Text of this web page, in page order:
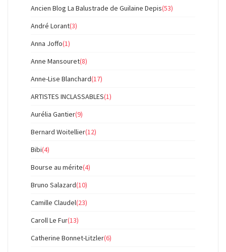
Ancien Blog La Balustrade de Guilaine Depis(53)
André Lorant(3)
Anna Joffo(1)
Anne Mansouret(8)
Anne-Lise Blanchard(17)
ARTISTES INCLASSABLES(1)
Aurélia Gantier(9)
Bernard Woitellier(12)
Bibi(4)
Bourse au mérite(4)
Bruno Salazard(10)
Camille Claudel(23)
Caroll Le Fur(13)
Catherine Bonnet-Litzler(6)